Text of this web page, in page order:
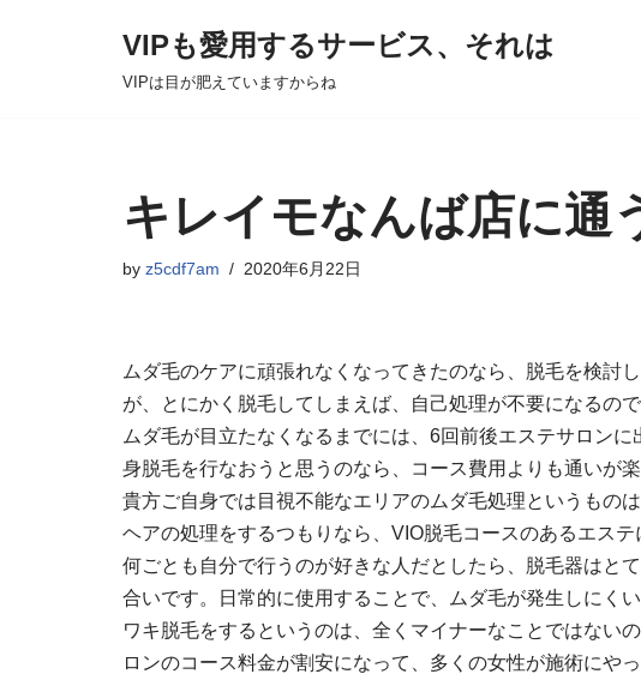
VIPも愛用するサービス、それは
VIPは目が肥えていますからね
キレイモなんば店に通
by z5cdf7am 2020年6月22日
ムダ毛のケアに頑張れなくなってきたのなら、脱毛を検討
が、とにかく脱毛してしまえば、自己処理が不要になるので
ムダ毛が目立たなくなるまでには、6回前後エステサロン
身脱毛を行なおうと思うのなら、コース費用よりも通いが
貴方ご自身では目視不能なエリアのムダ毛処理というもの
ヘアの処理をするつもりなら、VIO脱毛コースのあるエステ
何ごとも自分で行うのが好きな人だとしたら、脱毛器はと
合いです。日常的に使用することで、ムダ毛が発生しにく
ワキ脱毛をするというのは、全くマイナーなことではない
ロンのコース料金が割安になって、多くの女性が施術にや